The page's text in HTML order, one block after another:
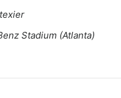
Stadium (Atlanta)